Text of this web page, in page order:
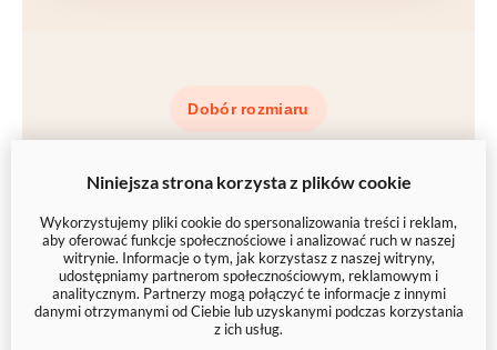
Dobór rozmiaru
Jak wybrać
odpowiedni
rozmiar?
Drobne kolaże wyglądają dobrze nawet w30×20
cm, ale przy większej liczbie zdjęć polecamy
(np. 90×60 cm
Niniejsza strona korzysta z plików cookie
Wykorzystujemy pliki cookie do spersonalizowania treści i reklam,
aby oferować funkcje społecznościowe i analizować ruch w naszej
witrynie. Informacje o tym, jak korzystasz z naszej witryny,
udostępniamy partnerom społecznościowym, reklamowym i
analitycznym. Partnerzy mogą połączyć te informacje z innymi
danymi otrzymanymi od Ciebie lub uzyskanymi podczas korzystania
z ich usług.